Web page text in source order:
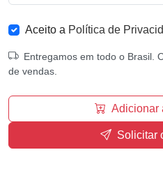
Aceito a Política de
Entregamos em todo o Brasil.
de vendas.
Adicionar
Solicitar